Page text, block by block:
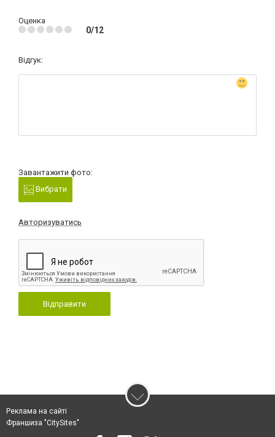
Оценка
0/12
Відгук:
Завантажити фото:
Вибрати
Авторизуватись
Відправити
Реклама на сайті
Франшиза "CitySites"